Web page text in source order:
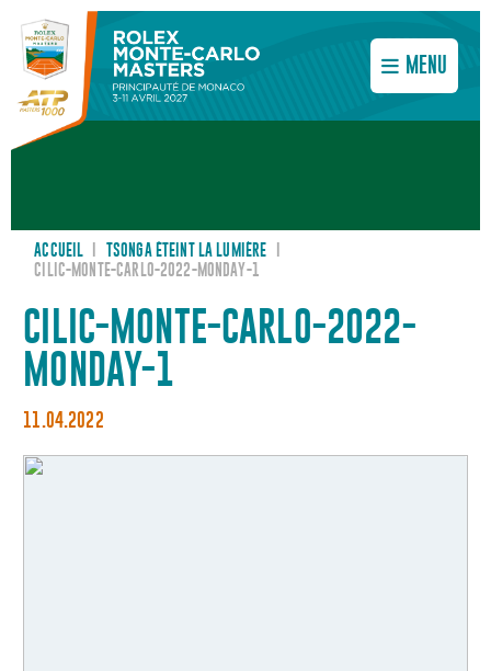
MENU
ACCUEIL TSONGA ÉTEINT LA LUMIÈRE
CILIC-MONTE-CARLO-2022-MONDAY-1
CILIC-MONTE-CARLO-2022-
MONDAY-1
11.04.2022